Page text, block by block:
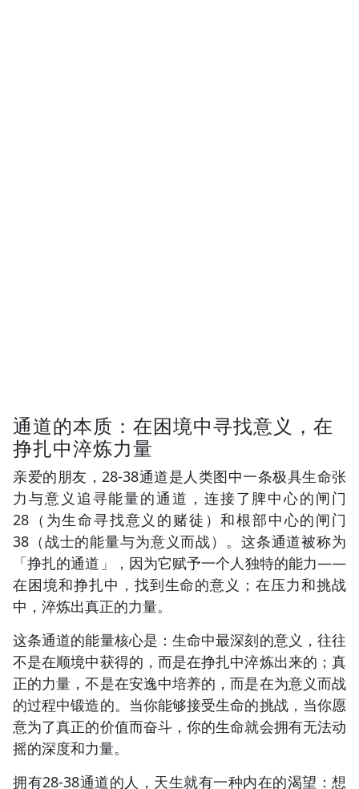
通道的本质：在困境中寻找意义，在
挣扎中淬炼力量
亲爱的朋友，28-38通道是人类图中一条极具生命张
力与意义追寻能量的通道，连接了脾中心的闸门
28（为生命寻找意义的赌徒）和根部中心的闸门
38（战士的能量与为意义而战）。这条通道被称为
「挣扎的通道」，因为它赋予一个人独特的能力——
在困境和挣扎中，找到生命的意义；在压力和挑战
中，淬炼出真正的力量。
这条通道的能量核心是：生命中最深刻的意义，往往
不是在顺境中获得的，而是在挣扎中淬炼出来的；真
正的力量，不是在安逸中培养的，而是在为意义而战
的过程中锻造的。当你能够接受生命的挑战，当你愿
意为了真正的价值而奋斗，你的生命就会拥有无法动
摇的深度和力量。
拥有28-38通道的人，天生就有一种内在的渴望：想